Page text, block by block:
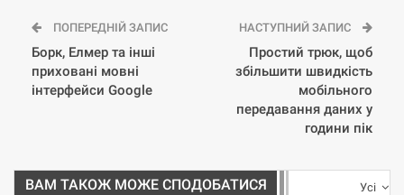
ПОПЕРЕДНІЙ ЗАПИС
Борк, Елмер та інші
приховані мовні
інтерфейси Google
НАСТУПНИЙ ЗАПИС
Простий трюк, щоб
збільшити швидкість
мобільного
передавання даних у
години пік
Усі
ВАМ ТАКОЖ МОЖЕ СПОДОБАТИСЯ